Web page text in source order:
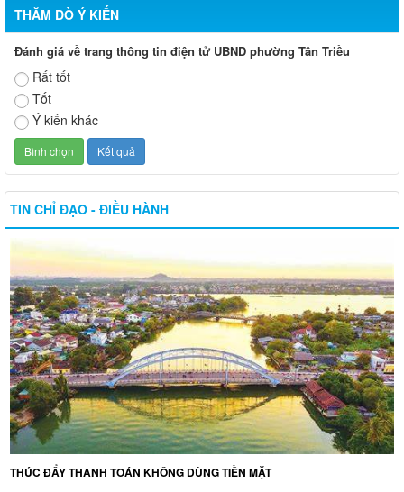
THĂM DÒ Ý KIẾN
Đánh giá về trang thông tin điện tử UBND phường Tân Triều
Rất tốt
Tốt
Ý kiến khác
TIN CHỈ ĐẠO - ĐIỀU HÀNH
THÚC ĐẨY THANH TOÁN KHÔNG DÙNG TIỀN MẶT